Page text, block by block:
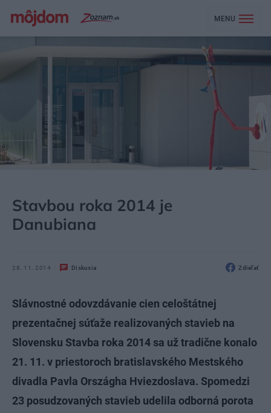
MENU
Stavbou roka 2014 je
Danubiana
28. 11. 2014 Diskusia Zdieľať
Slávnostné odovzdávanie cien celoštátnej
prezentačnej súťaže realizovaných stavieb na
Slovensku Stavba roka 2014 sa už tradične konalo
21. 11. v priestoroch bratislavského Mestského
divadla Pavla Országha Hviezdoslava. Spomedzi
23 posudzovaných stavieb udelila odborná porota